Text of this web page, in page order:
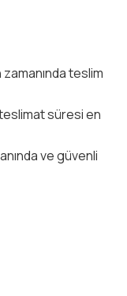
teslim
süresi en
ve güvenli